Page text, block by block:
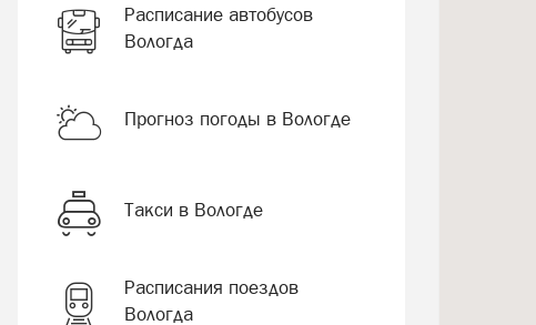
Расписание автобусов
Вологда
Прогноз погоды в Вологде
Такси в Вологде
Расписания поездов
Вологда